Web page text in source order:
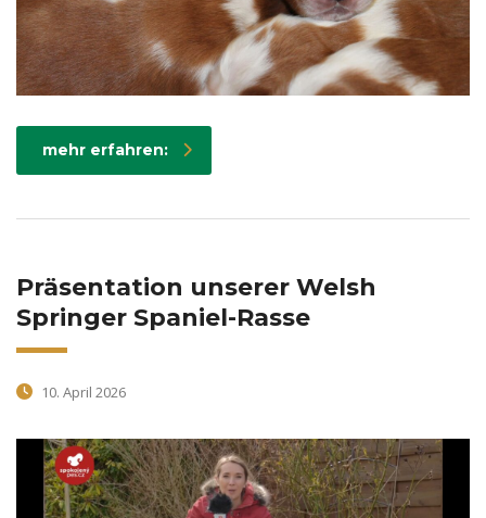
mehr erfahren:
Präsentation unserer Welsh
Springer Spaniel-Rasse
10. April 2026